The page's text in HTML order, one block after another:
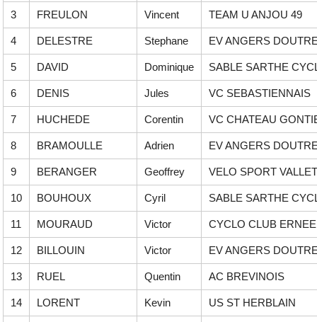
3 FREULON Vincent TEAM U ANJOU 49
4 DELESTRE Stephane EV ANGERS
5 DAVID Dominique SABLE SARTHE
6 DENIS Jules VC SEBASTIENNAIS
7 HUCHEDE Corentin VC CHATEAU
8 BRAMOULLE Adrien EV ANGERS
9 BERANGER Geoffrey VELO SPORT
10 BOUHOUX Cyril SABLE SARTHE
11 MOURAUD Victor CYCLO CLUB
12 BILLOUIN Victor EV ANGERS
13 RUEL Quentin AC BREVINOIS
14 LORENT Kevin US ST HERBLAIN